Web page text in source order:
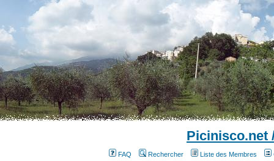
Picinisco.net
FAQ Rechercher Liste des Membres